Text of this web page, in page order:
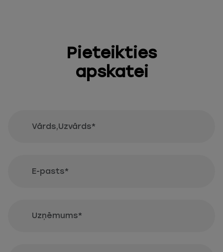
Pieteikties
apskatei